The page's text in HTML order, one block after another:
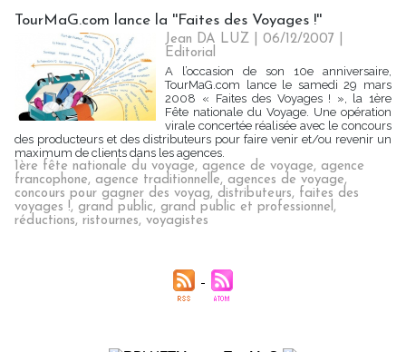
TourMaG.com lance la ''Faites des Voyages !''
Jean DA LUZ | 06/12/2007
Editorial
A l’occasion de son 10e anniversaire,
TourMaG.com lance le samedi 29 mars
2008 « Faites des Voyages ! », la 1ère
Fête nationale du Voyage. Une opération
virale concertée réalisée avec le concours
des producteurs et des distributeurs pour faire venir et/ou revenir un
maximum de clients dans les agences.
1ère fête nationale du voyage, agence de voyage, agence
francophone, agence traditionnelle, agences de voyage,
concours pour gagner des voyag, distributeurs, faites des
voyages !, grand public, grand public et professionnel,
réductions, ristournes, voyagistes